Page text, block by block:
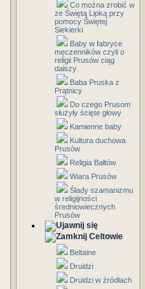
Co można zrobić w
ze Świętą Lipką przy
pomocy Świętej
Siekierki
Baby w fabryce
męczenników czyli o
religii Prusów ciąg
dalszy
Baba Pruska z
Prątnicy
Do czego Prusom
służyły ścięte głowy
Kamienne baby
Kultura duchowa
Prusów
Religia Bałtów
Wiara Prusów
Ślady szamanizmu
w religijności
średniowiecznych
Prusów
Celtowie
Beltaine
Druidzi
Druidzi w źródłach